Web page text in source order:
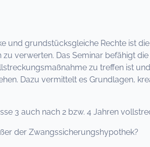
und grundstücksgleiche Rechte ist die
verwerten. Das Seminar befähigt die
zu treffen ist
Dazu vermittelt es Grundlagen,
3 auch nach 2 bzw. 4 Jahren
der Zwangssicherungshypothek?